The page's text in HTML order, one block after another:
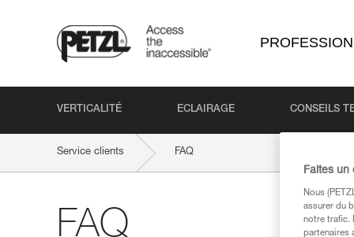
VERTICALITÉ ECLAIRAGE CONSEILS
Service clients FAQ
FAQ
Faites un
Nous
assurer du
notre trafic.
partenaires